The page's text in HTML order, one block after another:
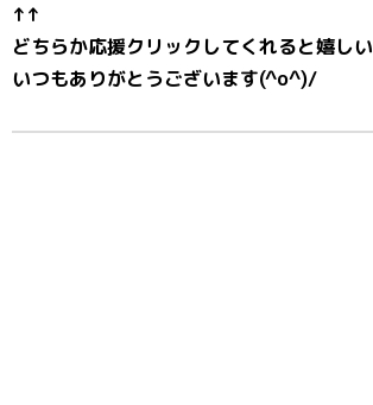
↑↑
どちらか応援クリックしてくれると嬉し
いつもありがとうございます(^o^)/